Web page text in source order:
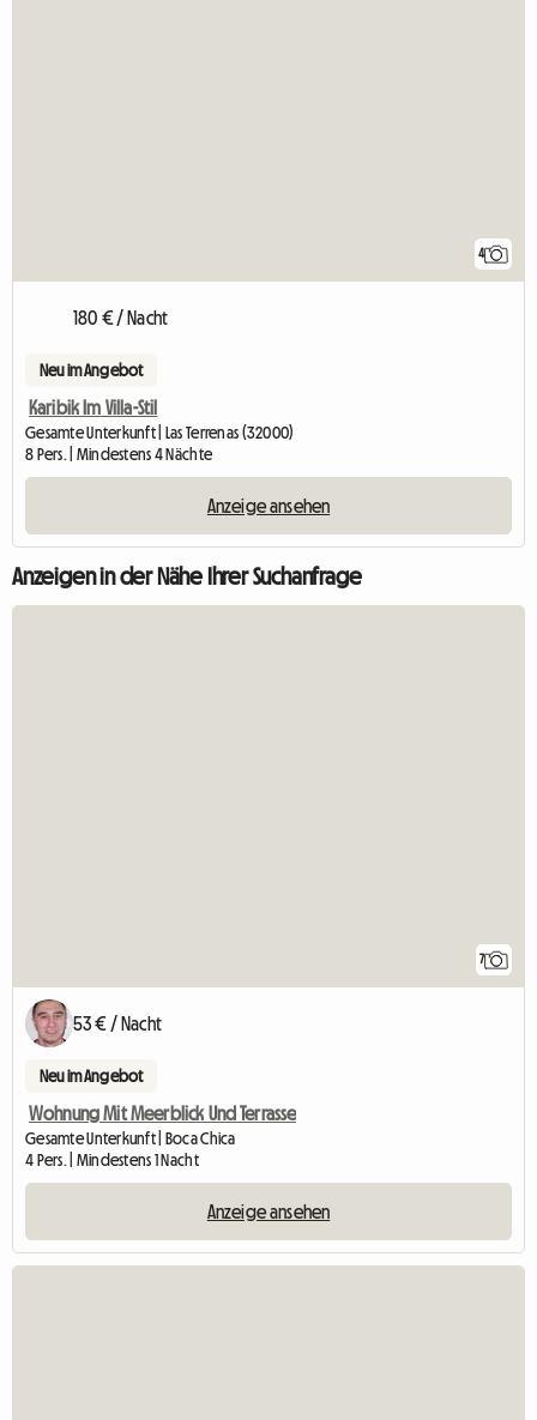
4
180 € / Nacht
Neu im Angebot
Karibik Im Villa-Stil
Gesamte Unterkunft | Las Terrenas (32000)
8 Pers. | Mindestens 4 Nächte
Anzeige ansehen
Anzeigen in der Nähe Ihrer Suchanfrage
7
53 € / Nacht
Neu im Angebot
Wohnung Mit Meerblick Und Terrasse
Gesamte Unterkunft | Boca Chica
4 Pers. | Mindestens 1 Nacht
Anzeige ansehen